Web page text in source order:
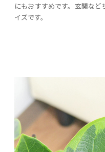
にもおすすめです。玄関な
イズです。